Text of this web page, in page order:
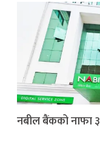
नबील बैंकको नाफा